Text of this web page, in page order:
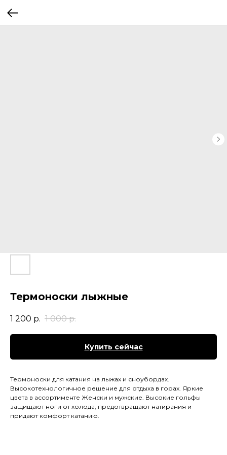
Термоноски лыжные
1 200 р. 1 000 р.
Купить сейчас
Термоноски для катания на лыжах и сноубордах.
Высокотехнологичное решение для отдыха в горах. Яркие
цвета в ассортименте Женски и мужские. Высокие гольфы
защищают ноги от холода, предотвращают натирания и
придают комфорт катанию.